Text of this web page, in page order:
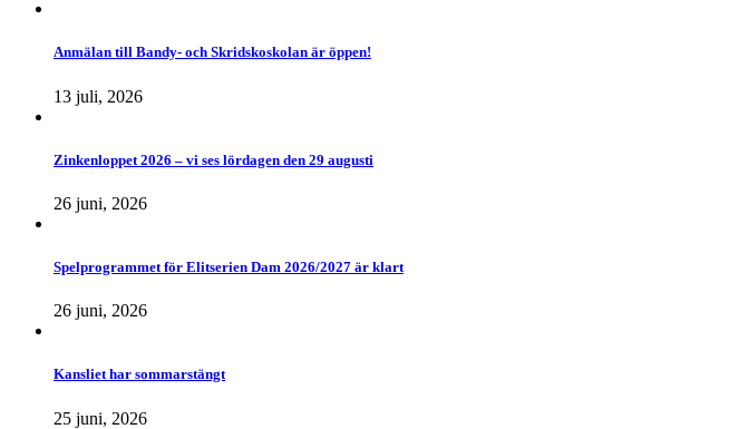
Anmälan till Bandy- och Skridskoskolan är öppen!
13 juli, 2026
Zinkenloppet 2026 – vi ses lördagen den 29 augusti
26 juni, 2026
Spelprogrammet för Elitserien Dam 2026/2027 är klart
26 juni, 2026
Kansliet har sommarstängt
25 juni, 2026